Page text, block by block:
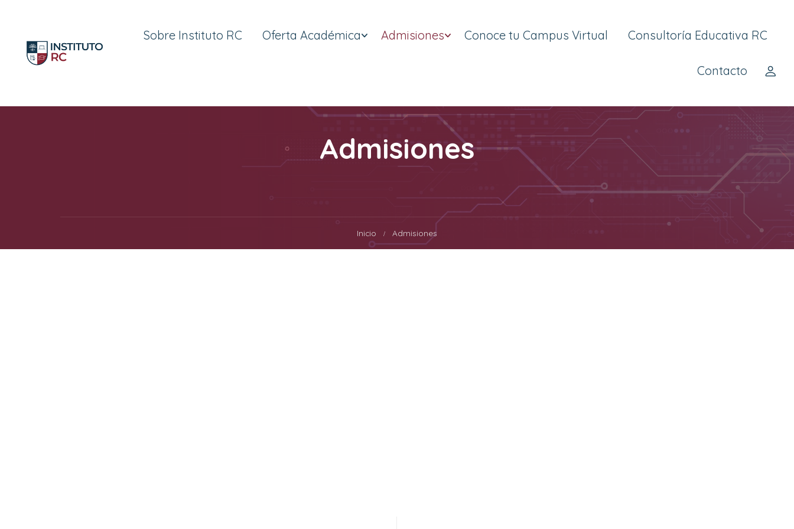
Sobre Instituto RC Oferta Académica Admisiones Conoce tu Campus Virtual Consultoría Educativa RC
Contacto
Inicio Admisiones
Admisiones